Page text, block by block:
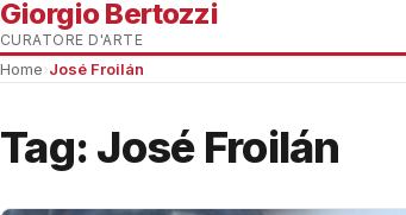
Giorgio Bertozzi
CURATORE D'ARTE
Home José Froilán
Tag: José Froilán